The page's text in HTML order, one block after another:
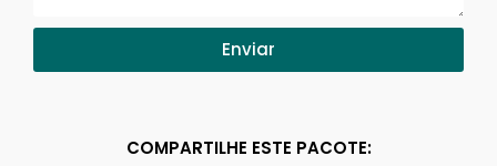
Enviar
COMPARTILHE ESTE PACOTE: